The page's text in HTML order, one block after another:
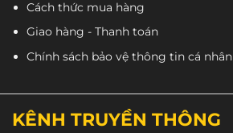
Cách thức mua hàng
Giao hàng - Thanh toán
Chính sách bảo vệ thông tin cá nhân
KÊNH TRUYỀN THÔNG